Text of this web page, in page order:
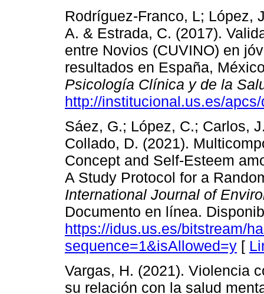
Rodríguez-Franco, L; López,
A. & Estrada, C. (2017).
entre Novios (CUVINO) en
resultados en España,
Psicología Clínica y de la
http://institucional.us.es/
Sáez, G.; López, C.; Carlos,
Collado, D. (2021).
Concept and Self-Esteem
A Study Protocol for a
International Journal of
Documento en línea.
https://idus.us.es/bitstream/
sequence=1&isAllowed=y [
Vargas, H. (2021). Violencia
su relación con la salud